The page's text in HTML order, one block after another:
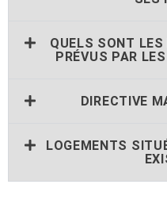
QUELS SONT
PRÉVUS PAR
DIRECTIVE
LOGEMENTS